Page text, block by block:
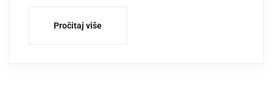
Pročitaj više